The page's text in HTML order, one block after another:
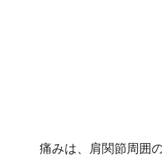
痛みは、肩関節周囲